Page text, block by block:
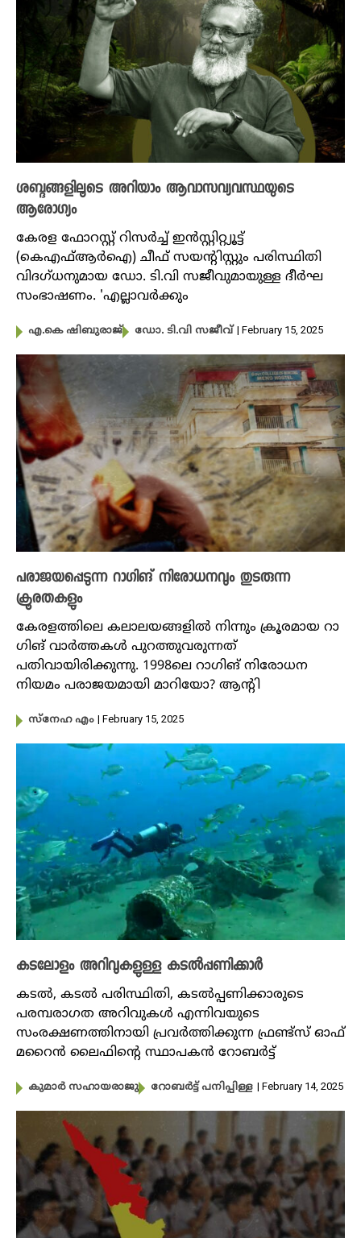
ശബ്ദങ്ങളിലൂടെ അറിയാം ആവാസവ്യവസ്ഥയുടെ
ആരോഗ്യം
കേരള ഫോറസ്റ്റ് റിസർച്ച് ഇൻസ്റ്റിറ്റ്യൂട്ട്
(കെഎഫ്ആർഐ) ചീഫ് സയന്റിസ്റ്റും പരിസ്ഥിതി
വിദ​ഗ്ധനുമായ ഡോ. ടി.വി സജീവുമായുള്ള ദീർഘ
സംഭാഷണം. 'എല്ലാവർക്കും
എ.കെ ഷിബുരാജ് ഡോ. ടി.വി സജീവ് | February 15, 2025
പരാജയപ്പെടുന്ന റാഗിങ് നിരോധനവും തുടരുന്ന
ക്രൂരതകളും
കേരളത്തിലെ കലാലയങ്ങളിൽ നിന്നും ക്രൂരമായ റാ​
ഗിങ് വാർത്തകൾ പുറത്തുവരുന്നത്
പതിവായിരിക്കുന്നു. 1998ലെ റാഗിങ് നിരോധന
നിയമം പരാജയമായി മാറിയോ? ആന്റി
സ്നേഹ എം | February 15, 2025
കടലോളം അറിവുകളുള്ള കടൽപ്പണിക്കാർ
കടൽ, കടൽ പരിസ്ഥിതി, കടൽപ്പണിക്കാരുടെ
പരമ്പരാ​ഗത അറിവുകൾ എന്നിവയുടെ
സംരക്ഷണത്തിനായി പ്രവർത്തിക്കുന്ന ഫ്രണ്ട്സ് ഓഫ്
മറൈൻ ലൈഫിന്റെ സ്ഥാപകൻ റോബർട്ട്
കുമാർ സഹായരാജു റോബർട്ട് പനിപ്പിള്ള | February 14, 2025